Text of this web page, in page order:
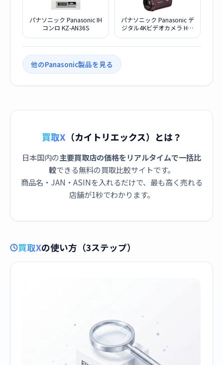
パナソニック Panasonic IH
コンロ KZ-AN36S
パナソニック Panasonic デ
ジタル4Kビデオカメラ HC-
他のPanasonic製品を見る
買取X （カイトリエックス）とは？
日本国内の主要買取店の価格をリアルタイムで一括比
較できる無料の買取比較サイトです。
商品名・JAN・ASINを入れるだけで、最も高く売れる
店舗が1秒でわかります。
買取Xの使い方（3ステップ）